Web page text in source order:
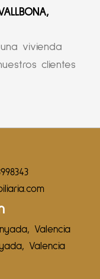
vivienda
clientes
Valencia
Valencia